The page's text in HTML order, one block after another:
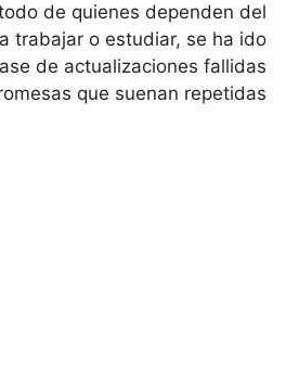
de quienes dependen del
trabajar o estudiar, se ha ido
de actualizaciones fallidas
que suenan repetidas.